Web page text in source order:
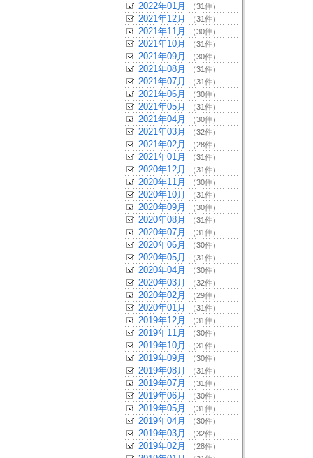
2022年01月 （31件）
2021年12月 （31件）
2021年11月 （30件）
2021年10月 （31件）
2021年09月 （30件）
2021年08月 （31件）
2021年07月 （31件）
2021年06月 （30件）
2021年05月 （31件）
2021年04月 （30件）
2021年03月 （32件）
2021年02月 （28件）
2021年01月 （31件）
2020年12月 （31件）
2020年11月 （30件）
2020年10月 （31件）
2020年09月 （30件）
2020年08月 （31件）
2020年07月 （31件）
2020年06月 （30件）
2020年05月 （31件）
2020年04月 （30件）
2020年03月 （32件）
2020年02月 （29件）
2020年01月 （31件）
2019年12月 （31件）
2019年11月 （30件）
2019年10月 （31件）
2019年09月 （30件）
2019年08月 （31件）
2019年07月 （31件）
2019年06月 （30件）
2019年05月 （31件）
2019年04月 （30件）
2019年03月 （32件）
2019年02月 （28件）